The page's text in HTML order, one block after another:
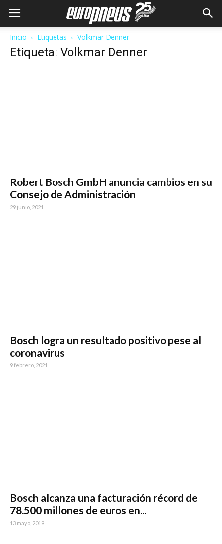
Inicio Etiquetas Volkmar Denner
Etiqueta: Volkmar Denner
Robert Bosch GmbH anuncia cambios en su
Consejo de Administración
29 junio, 2021
Bosch logra un resultado positivo pese al
coronavirus
9 febrero, 2021
Bosch alcanza una facturación récord de
78.500 millones de euros en...
13 mayo, 2019